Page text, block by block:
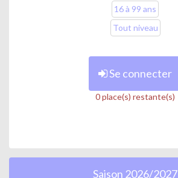
16 à 99 ans
Tout niveau
Se connecter
0 place(s) restante(s)
Saison 2026/2027